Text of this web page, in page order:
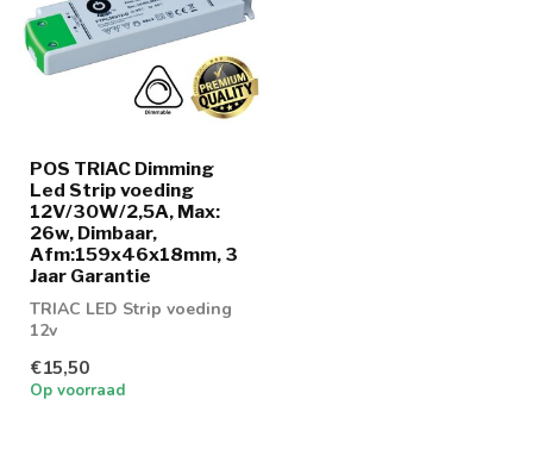
POS TRIAC Dimming
Led Strip voeding
12V/30W/2,5A, Max:
26w, Dimbaar,
Afm:159x46x18mm, 3
Jaar Garantie
TRIAC LED Strip voeding
12v
€15,50
Op voorraad